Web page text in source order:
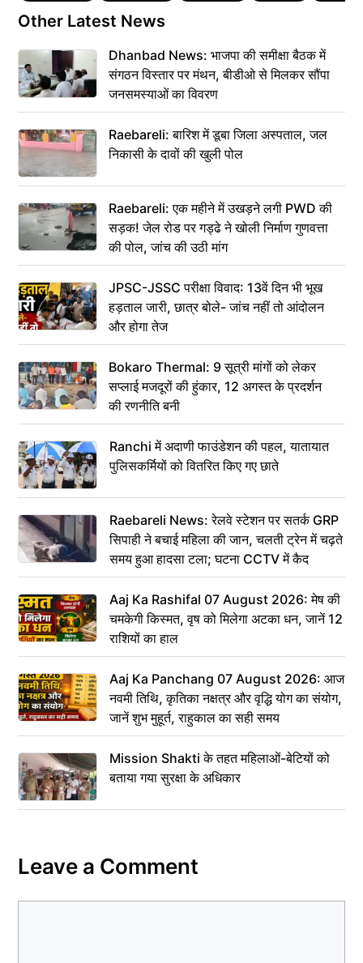
Other Latest News
Dhanbad News: भाजपा की समीक्षा बैठक में
संगठन विस्तार पर मंथन, बीडीओ से मिलकर सौंपा
जनसमस्याओं का विवरण
Raebareli: बारिश में डूबा जिला अस्पताल, जल
निकासी के दावों की खुली पोल
Raebareli: एक महीने में उखड़ने लगी PWD की
सड़क! जेल रोड पर गड्ढे ने खोली निर्माण गुणवत्ता
की पोल, जांच की उठी मांग
JPSC-JSSC परीक्षा विवाद: 13वें दिन भी भूख
हड़ताल जारी, छात्र बोले- जांच नहीं तो आंदोलन
और होगा तेज
Bokaro Thermal: 9 सूत्री मांगों को लेकर
सप्लाई मजदूरों की हुंकार, 12 अगस्त के प्रदर्शन
की रणनीति बनी
Ranchi में अदाणी फाउंडेशन की पहल, यातायात
पुलिसकर्मियों को वितरित किए गए छाते
Raebareli News: रेलवे स्टेशन पर सतर्क GRP
सिपाही ने बचाई महिला की जान, चलती ट्रेन में चढ़ते
समय हुआ हादसा टला; घटना CCTV में कैद
Aaj Ka Rashifal 07 August 2026: मेष की
चमकेगी किस्मत, वृष को मिलेगा अटका धन, जानें 12
राशियों का हाल
Aaj Ka Panchang 07 August 2026: आज
नवमी तिथि, कृतिका नक्षत्र और वृद्धि योग का संयोग,
जानें शुभ मुहूर्त, राहुकाल का सही समय
Mission Shakti के तहत महिलाओं-बेटियों को
बताया गया सुरक्षा के अधिकार
Leave a Comment